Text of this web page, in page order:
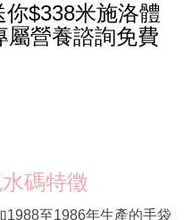
你$338米施洛體
屬營養諮詢免費
碼特徵
1988至1986年生產的手袋